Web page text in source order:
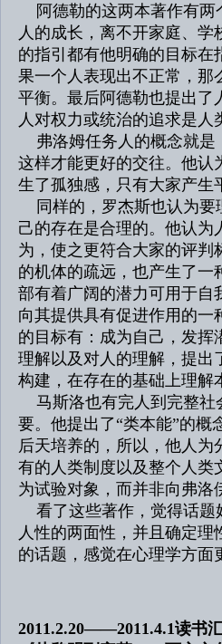
阿德勒的这两本著作有两
人的成长，离不开家庭、
的指引都有他明确的目标在
果一个人表现出不正常，那
平衡。最后阿德勒也提出了
人对权力或统治的追求是人
弗洛姆任务人的概念就是
这样才能更好的交往。他认
生了孤独感，只有大家产生
同样的，罗杰斯也认为要
己的存在是合理的。他认为
为，使之更符合大家的评判
的机体的疏远，也产生了一
部有着广阔的潜力可用于自
向其提供具有促进作用的一
的目标有：成为自己，发挥
理解以及对人的理解，提
构建，在存在的基础上理解
马斯洛也有完人到完整社
要。他提出了“类本能”的
后天培养的，所以，他人
有的人类制度以及整个人类
为试验对象，而并非向弗洛
看了这些著作，觉得话题
人性的两面性，并且确定
的话题，感觉在心理学方面
2011.2.20——2011.4.1读书